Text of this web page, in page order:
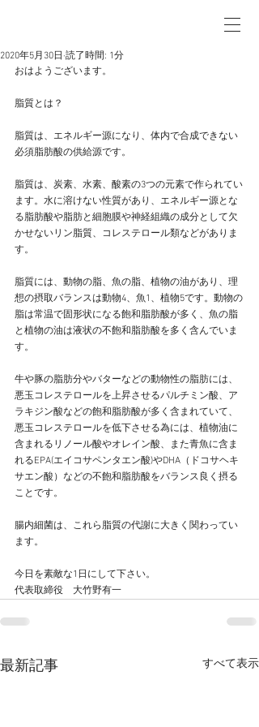
2020年5月30日 読了時間: 1分
おはようございます。
脂質とは？
脂質は、エネルギー源になり、体内で合成できない
必須脂肪酸の供給源です。
脂質は、炭素、水素、酸素の3つの元素で作られてい
ます。水に溶けない性質があり、エネルギー源とな
る脂肪酸や脂肪と細胞膜や神経組織の成分として欠
かせないリン脂質、コレステロール類などがありま
す。
脂質には、動物の脂、魚の脂、植物の油があり、理
想の摂取バランスは動物4、魚1、植物5です。動物の
脂は常温で固形状になる飽和脂肪酸が多く、魚の脂
と植物の油は液状の不飽和脂肪酸を多く含んでいま
す。
牛や豚の脂肪分やバターなどの動物性の脂肪には、
悪玉コレステロールを上昇させるパルチミン酸、ア
ラキジン酸などの飽和脂肪酸が多く含まれていて、
悪玉コレステロールを低下させる為には、植物油に
含まれるリノール酸やオレイン酸、また青魚に含ま
れるEPA(エイコサペンタエン酸)やDHA（ドコサヘキ
サエン酸）などの不飽和脂肪酸をバランス良く摂る
ことです。
腸内細菌は、これら脂質の代謝に大きく関わってい
ます。
今日を素敵な1日にして下さい。
代表取締役　大竹野有一
最新記事 すべて表示